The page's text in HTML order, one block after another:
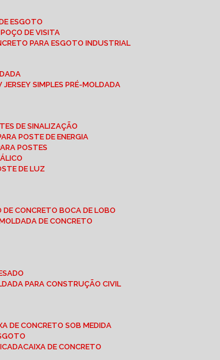
ESGOTO
POÇO DE VISITA
PARA ESGOTO INDUSTRIAL
JERSEY SIMPLES PRÉ-MOLDADA
DE SINALIZAÇÃO
POSTE DE ENERGIA
POSTES
DE LUZ
DE CONCRETO BOCA DE LOBO
MOLDADA DE CONCRETO
PARA CONSTRUÇÃO CIVIL
DE CONCRETO SOB MEDIDA
CAIXA DE CONCRETO